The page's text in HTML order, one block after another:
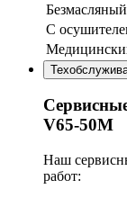
Безмасляный
С
V65-50M
Наш
работ: